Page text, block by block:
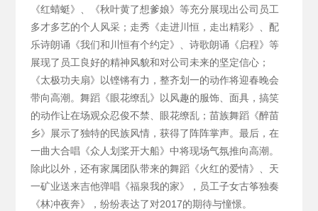
《红蜻蜓》、《秋叶黄了想爹娘》等充分展现出公司员工
多才多艺的个人风采；走秀《走进川恒，走出精彩》、配
乐诗朗诵《我们和川恒有个约定》、诗歌朗诵《启程》等
展现了员工良好的精神风貌和对公司未来的坚定信心；
《太极功夫扇》以铿锵有力，整齐划一的动作将迎春晚会
带向高潮。舞蹈《眼花缭乱》以风趣的服饰、面具，搞笑
的动作让在场观众忍俊不禁、眼花缭乱；苗族舞蹈《醉苗
乡》展示了独特的民族风情，获得了阵阵掌声。最后，在
一曲大合唱《众人划桨开大船》中将现场气氛推向高潮。
除此以外，还有家属团队带来的舞蹈《火红的爱情》、天
一矿业送来吉他弹唱《福泉我的家》，员工子女古筝独奏
《林冲夜奔》，纷纷表达了对2017的期待与憧憬。